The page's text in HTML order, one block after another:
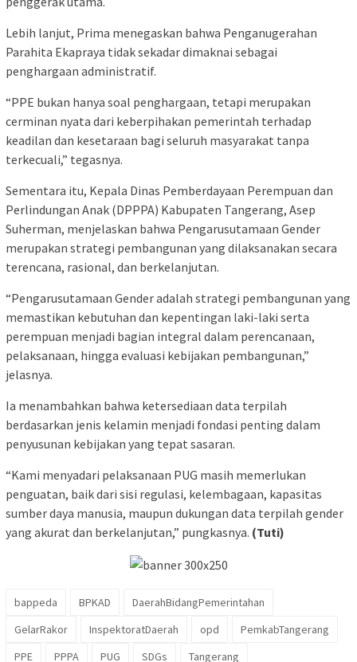
Lebih lanjut, Prima menegaskan bahwa Penganugerahan
Parahita Ekapraya tidak sekadar dimaknai sebagai
penghargaan administratif.
“PPE bukan hanya soal penghargaan, tetapi merupakan
cerminan nyata dari keberpihakan pemerintah terhadap
keadilan dan kesetaraan bagi seluruh masyarakat tanpa
terkecuali,” tegasnya.
Sementara itu, Kepala Dinas Pemberdayaan Perempuan dan
Perlindungan Anak (DPPPA) Kabupaten Tangerang, Asep
Suherman, menjelaskan bahwa Pengarusutamaan Gender
merupakan strategi pembangunan yang dilaksanakan secara
terencana, rasional, dan berkelanjutan.
“Pengarusutamaan Gender adalah strategi pembangunan yang
memastikan kebutuhan dan kepentingan laki-laki serta
perempuan menjadi bagian integral dalam perencanaan,
pelaksanaan, hingga evaluasi kebijakan pembangunan,”
jelasnya.
Ia menambahkan bahwa ketersediaan data terpilah
berdasarkan jenis kelamin menjadi fondasi penting dalam
penyusunan kebijakan yang tepat sasaran.
“Kami menyadari pelaksanaan PUG masih memerlukan
penguatan, baik dari sisi regulasi, kelembagaan, kapasitas
sumber daya manusia, maupun dukungan data terpilah gender
yang akurat dan berkelanjutan,” pungkasnya. (Tuti)
bappeda BPKAD
DaerahBidangPemerintahan
GelarRakor
InspektoratDaerah opd
PemkabTangerang
PPE
PPPA PUG SDGs Tangerang